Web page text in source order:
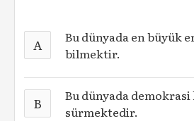
A
Bu dünyada en büyük
bilmektir.
B
Bu dünyada
sürmektedir.